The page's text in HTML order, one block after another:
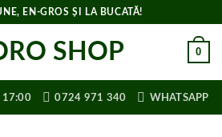
EN-GROS ȘI LA BUCATĂ!
0
17:00 0724 971 340 WHATSAPP